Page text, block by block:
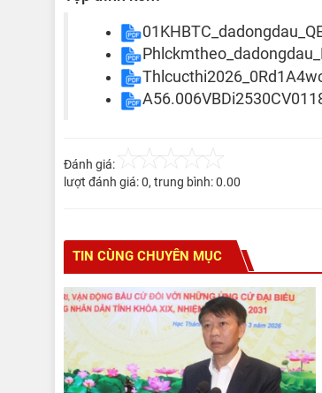
Đánh giá:
lượt đánh giá:0, trung bình:0.00
TIN CÙNG CHUYÊN MỤC